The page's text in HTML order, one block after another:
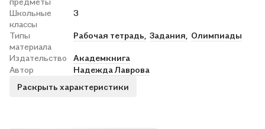
Школьные
классы
3
Типы
материала
Рабочая тетрадь, Задания, Олимпиады
Издательство
Академкнига
Автор
Надежда Лаврова
Раскрыть характеристики